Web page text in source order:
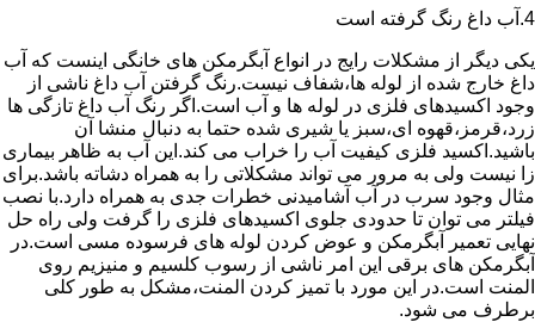
4.آب داغ رنگ گرفته است
یکی دیگر از مشکلات رایج در انواع آبگرمکن های خانگی اینست که آب
داغ خارج شده از لوله ها،شفاف نیست.رنگ گرفتن آب داغ ناشی از
وجود اکسیدهای فلزی در لوله ها و آب است.اگر رنگ آب داغ تازگی ها
زرد،قرمز،قهوه ای،سبز یا شیری شده حتما به دنبال منشا آن
باشید.اکسید فلزی کیفیت آب را خراب می کند.این آب به ظاهر بیماری
زا نیست ولی به مرور می تواند مشکلاتی را به همراه دشاته باشد.برای
مثال وجود سرب در آب آشامیدنی خطرات جدی به همراه دارد.با نصب
فیلتر می توان تا حدودی جلوی اکسیدهای فلزی را گرفت ولی راه حل
نهایی تعمیر آبگرمکن و عوض کردن لوله های فرسوده مسی است.در
آبگرمکن های برقی این امر ناشی از رسوب کلسیم و منیزیم روی
المنت است.در این مورد با تمیز کردن المنت،مشکل به طور کلی
برطرف می شود.